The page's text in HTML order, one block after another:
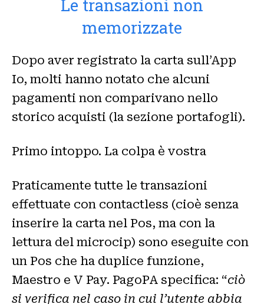
Le transazioni non
memorizzate
Dopo aver registrato la carta sull’App
Io, molti hanno notato che alcuni
pagamenti non comparivano nello
storico acquisti (la sezione portafogli).
Primo intoppo. La colpa è vostra
Praticamente tutte le transazioni
effettuate con contactless (cioè senza
inserire la carta nel Pos, ma con la
lettura del microcip) sono eseguite con
un Pos che ha duplice funzione,
Maestro e V Pay. PagoPA specifica: “ciò
si verifica nel caso in cui l’utente abbia